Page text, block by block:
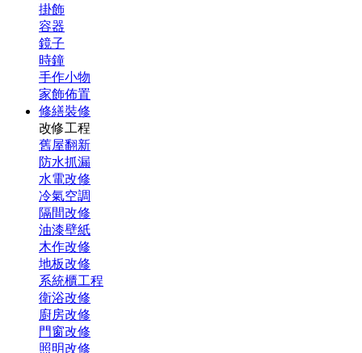
掛飾
容器
鏡子
時鐘
手作小物
家飾佈置
修繕裝修
改修工程
舊屋翻新
防水抓漏
水電改修
冷氣空調
隔間改修
油漆壁紙
木作改修
地板改修
系統櫃工程
衛浴改修
廚房改修
門窗改修
照明改修